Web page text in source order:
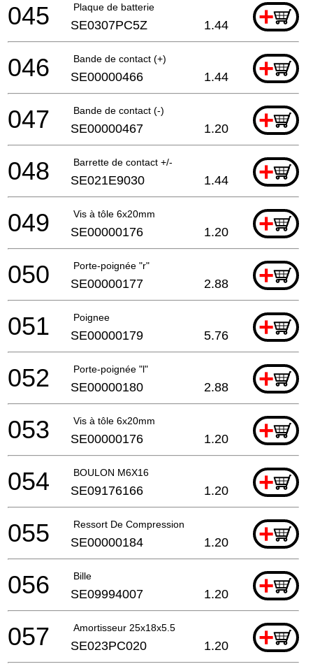
Plaque de batterie +
045 SE0307PC5Z 1.44
Bande de contact (+) +
046 SE00000466 1.44
Bande de contact (-) +
047 SE00000467 1.20
Barrette de contact +/- +
048 SE021E9030 1.44
Vis à tôle 6x20mm +
049 SE00000176 1.20
Porte-poignée "r" +
050 SE00000177 2.88
Poignee +
051 SE00000179 5.76
Porte-poignée "l" +
052 SE00000180 2.88
Vis à tôle 6x20mm +
053 SE00000176 1.20
BOULON M6X16 +
054 SE09176166 1.20
Ressort De Compression +
055 SE00000184 1.20
Bille +
056 SE09994007 1.20
Amortisseur 25x18x5.5 +
057 SE023PC020 1.20